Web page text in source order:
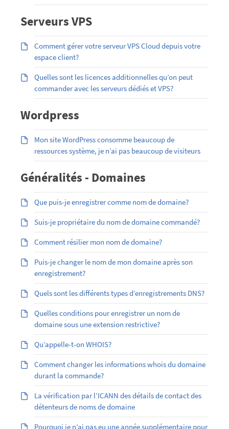
Serveurs VPS
Comment gérer votre serveur VPS Cloud depuis votre
espace client?
Quelles sont les licences additionnelles qu’on peut
commander avec les serveurs dédiés et VPS?
Wordpress
Mon site WordPress consomme beaucoup de
ressources système, je n’ai pas beaucoup de visiteurs
Généralités - Domaines
Que puis-je enregistrer comme nom de domaine?
Suis-je propriétaire du nom de domaine commandé?
Comment résilier mon nom de domaine?
Puis-je changer le nom de mon domaine après son
enregistrement?
Quels sont les différents types d’enregistrements DNS?
Quelles conditions pour enregistrer un nom de
domaine sous une extension restrictive?
Qu’appelle-t-on WHOIS?
Comment changer les informations whois du domaine
durant la commande?
La vérification par l’ICANN des détails de contact des
détenteurs de noms de domaine
Pourquoi je n’ai pas eu une année supplémentaire pour